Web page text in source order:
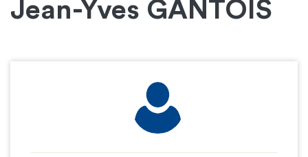
Jean-Yves GANTOIS